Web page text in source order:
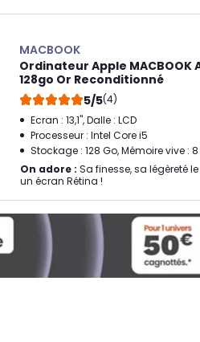
MACBOOK
Ordinateur Apple MACBOOK
128go Or Reconditionné
5/5(4)
Ecran : 13,1", Dalle : LCD
Processeur : Intel Core i5
Stockage : 128 Go, Mémoire vive :
On adore : Sa finesse, sa légèreté
un écran Rétina !